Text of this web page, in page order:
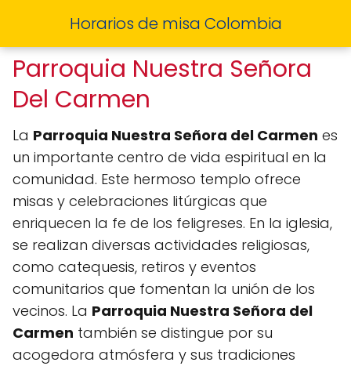
Horarios de misa Colombia
Parroquia Nuestra Señora
Del Carmen
La Parroquia Nuestra Señora del Carmen es
un importante centro de vida espiritual en la
comunidad. Este hermoso templo ofrece
misas y celebraciones litúrgicas que
enriquecen la fe de los feligreses. En la iglesia,
se realizan diversas actividades religiosas,
como catequesis, retiros y eventos
comunitarios que fomentan la unión de los
vecinos. La Parroquia Nuestra Señora del
Carmen también se distingue por su
acogedora atmósfera y sus tradiciones